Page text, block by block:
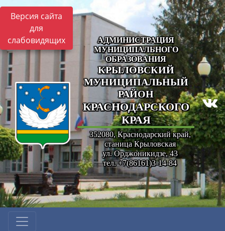
Версия сайта
для
слабовидящих
АДМИНИСТРАЦИЯ
МУНИЦИПАЛЬНОГО
ОБРАЗОВАНИЯ
КРЫЛОВСКИЙ
МУНИЦИПАЛЬНЫЙ
РАЙОН
КРАСНОДАРСКОГО
КРАЯ
352080, Краснодарский край,
станица Крыловская
ул. Орджоникидзе, 43
тел. +7(86161)3-14-84